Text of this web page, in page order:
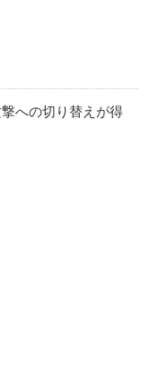
への切り替えが得